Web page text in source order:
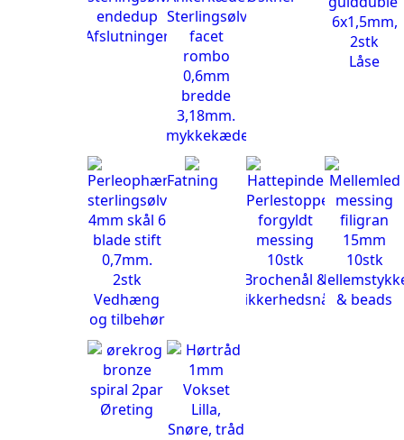
Afslutninger
Smykkekæder
Låse
Vedhæng
og tilbehør
Fatning
Brochenål &
sikkerhedsnål & beads
Øreting
Snøre, tråd